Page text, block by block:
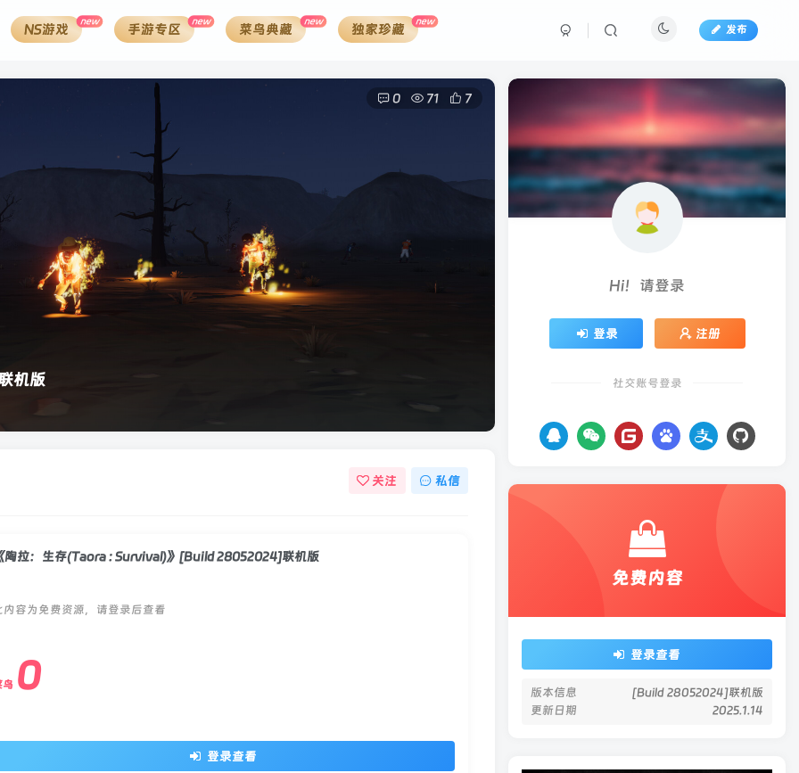
NS游戏 new 手游专区 new 菜鸟典藏 new 独家珍藏 new
发布
机版
0 71 7
关注 私信
陶拉：生存(Taora : Survival)》[Build 28052024]联机版
内容为免费资源，请登录后查看
鸟 0
登录查看
Hi！请登录
登录 注册
社交账号登录
免费内容
登录查看
版本信息
[Build 28052024]联机版
更新日期
2025.1.14